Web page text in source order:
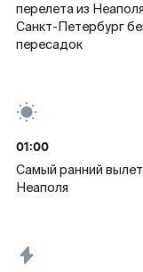
перелета из
Санкт-Петербург
пересадок
01:00
Самый ранний вылет
Неаполя